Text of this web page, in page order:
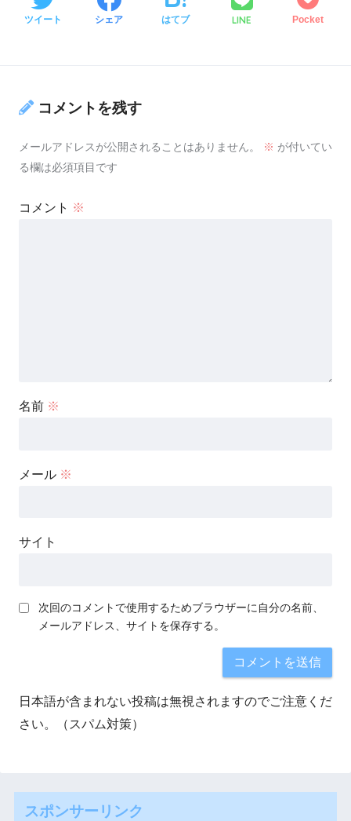
ツイート シェア はてブ LINE Pocket
コメントを残す
メールアドレスが公開されることはありません。 ※ が付いてい
る欄は必須項目です
コメント ※
名前 ※
メール ※
サイト
次回のコメントで使用するためブラウザーに自分の名前、
メールアドレス、サイトを保存する。
日本語が含まれない投稿は無視されますのでご注意くだ
さい。（スパム対策）
スポンサーリンク